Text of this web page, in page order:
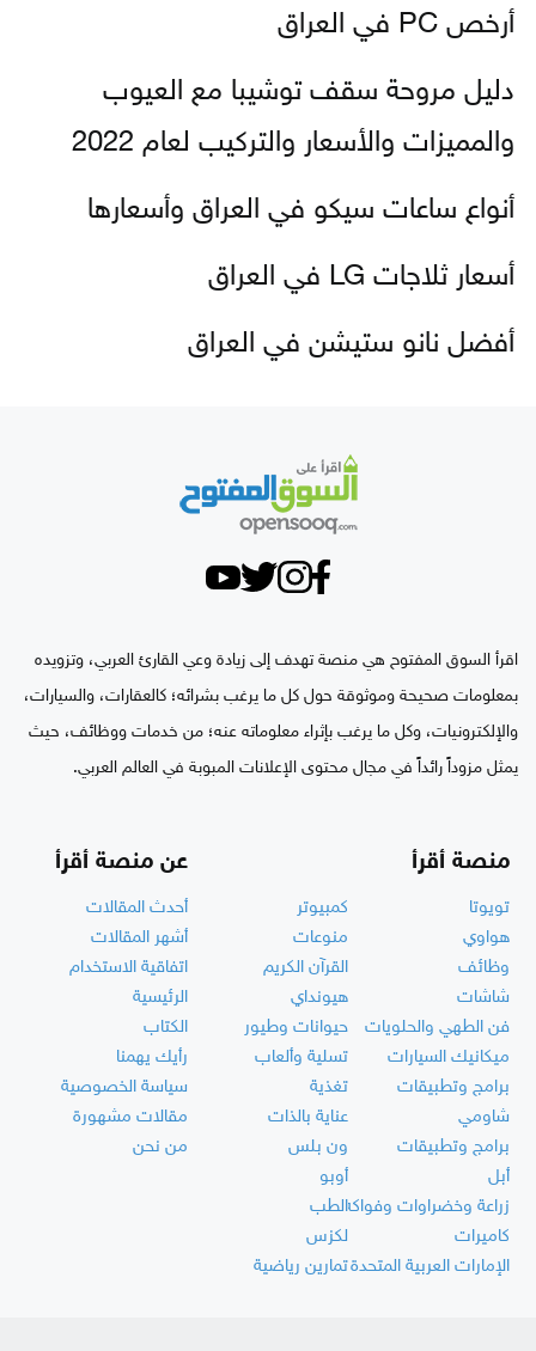
أرخص PC في العراق
دليل مروحة سقف توشيبا مع العيوب
والمميزات والأسعار والتركيب لعام 2022
أنواع ساعات سيكو في العراق وأسعارها
أسعار ثلاجات LG في العراق
أفضل نانو ستيشن في العراق
اقرأ السوق المفتوح هي منصة تهدف إلى زيادة وعي القارئ العربي، وتزويده
بمعلومات صحيحة وموثوقة حول كل ما يرغب بشرائه؛ كالعقارات، والسيارات،
والإلكترونيات، وكل ما يرغب بإثراء معلوماته عنه؛ من خدمات ووظائف، حيث
يمثل مزوداً رائداً في مجال محتوى الإعلانات المبوبة في العالم العربي.
منصة أقرأ
تويوتا
كمبيوتر
هواوي
منوعات
وظائف
القرآن الكريم
شاشات
هيونداي
فن الطهي والحلويات
حيوانات وطيور
ميكانيك السيارات
تسلية وألعاب
برامج وتطبيقات
تغذية
شاومي
عناية بالذات
برامج وتطبيقات
ون بلس
أبل
أوبو
زراعة وخضراوات وفواكهالطب
كاميرات
لكزس
الإمارات العربية المتحدةتمارين رياضية
عن منصة أقرأ
أحدث المقالات
أشهر المقالات
اتفاقية الاستخدام
الرئيسية
الكتاب
رأيك يهمنا
سياسة الخصوصية
مقالات مشهورة
من نحن